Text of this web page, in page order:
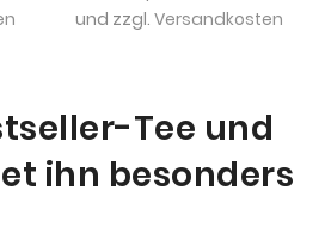
und zzgl. Versandkosten
Tee und
ihn besonders